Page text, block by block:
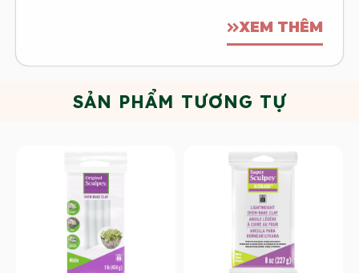
XEM THÊM
SẢN PHẨM TƯƠNG TỰ